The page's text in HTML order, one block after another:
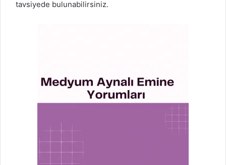
tavsiyede bulunabilirsiniz.